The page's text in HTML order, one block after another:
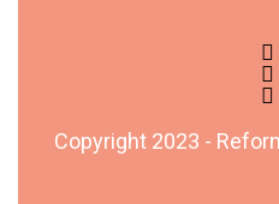
Copyright 2023 -